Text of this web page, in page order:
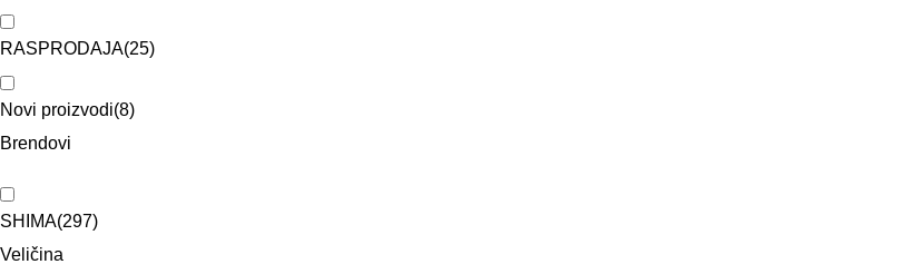
RASPRODAJA(25)
Novi proizvodi(8)
Brendovi
SHIMA(297)
Veličina